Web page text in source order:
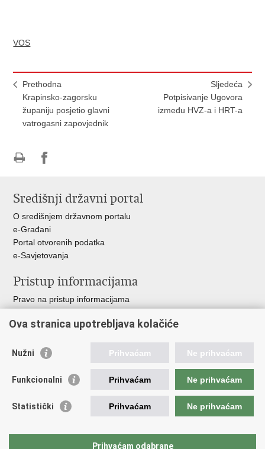
VOS
Prethodna
Krapinsko-zagorsku
županiju posjetio glavni
vatrogasni zapovjednik
Sljedeća
Potpisivanje Ugovora
između HVZ-a i HRT-a
Facebooku
Središnji državni portal
O središnjem državnom portalu
e-Građani
Portal otvorenih podatka
e-Savjetovanja
Pristup informacijama
Pravo na pristup informacijama
Pozivi za žurnu pomoć
Važne poveznice
Vlada RH
Muzej hrvatskog vatrogastva
The Federation of EUropean Fire Officers FEU
Ova stranica upotrebljava kolačiće
Nužni Prihvaćam Ne prihvaćam
Funkcionalni Prihvaćam Ne prihvaćam
Statistički Prihvaćam Ne prihvaćam
Prihvaćam odabrane